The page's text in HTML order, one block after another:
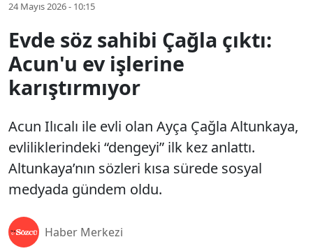
24 Mayıs 2026 - 10:15
Evde söz sahibi Çağla çıktı:
Acun'u ev işlerine
karıştırmıyor
Acun Ilıcalı ile evli olan Ayça Çağla Altunkaya,
evliliklerindeki “dengeyi” ilk kez anlattı.
Altunkaya’nın sözleri kısa sürede sosyal
medyada gündem oldu.
Haber Merkezi